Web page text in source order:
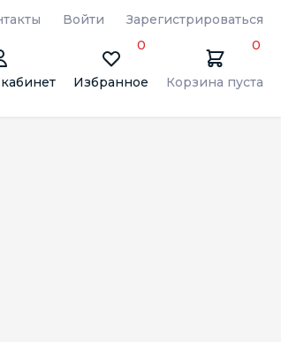
Войти Зарегистрироваться
Избранное
0
Корзина пуста
0